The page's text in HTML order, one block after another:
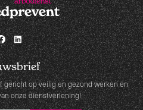
gericht op veilig en gezond werken en
onze dienstverlening!